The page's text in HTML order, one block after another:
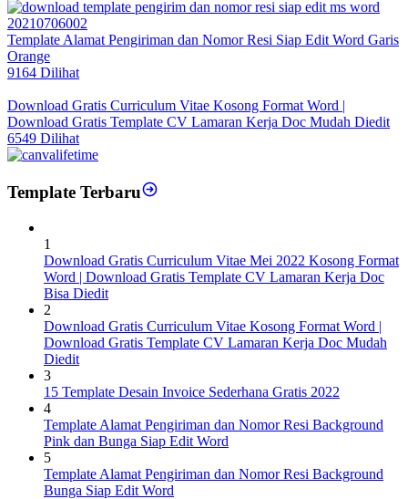
Template Alamat Pengiriman dan Nomor Resi Siap Edit Word Garis
Orange
9164 Dilihat
Download Gratis Curriculum Vitae Kosong Format Word |
Download Gratis Template CV Lamaran Kerja Doc Mudah Diedit
6549 Dilihat
Template Terbaru
1
Download Gratis Curriculum Vitae Mei 2022 Kosong Format
Word | Download Gratis Template CV Lamaran Kerja Doc
Bisa Diedit
2
Download Gratis Curriculum Vitae Kosong Format Word |
Download Gratis Template CV Lamaran Kerja Doc Mudah
Diedit
3
15 Template Desain Invoice Sederhana Gratis 2022
4
Template Alamat Pengiriman dan Nomor Resi Background
Pink dan Bunga Siap Edit Word
5
Template Alamat Pengiriman dan Nomor Resi Background
Bunga Siap Edit Word